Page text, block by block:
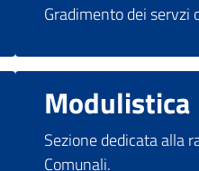
Gradimento dei servzi
Modulistica
Sezione dedicata alla
Comunali.